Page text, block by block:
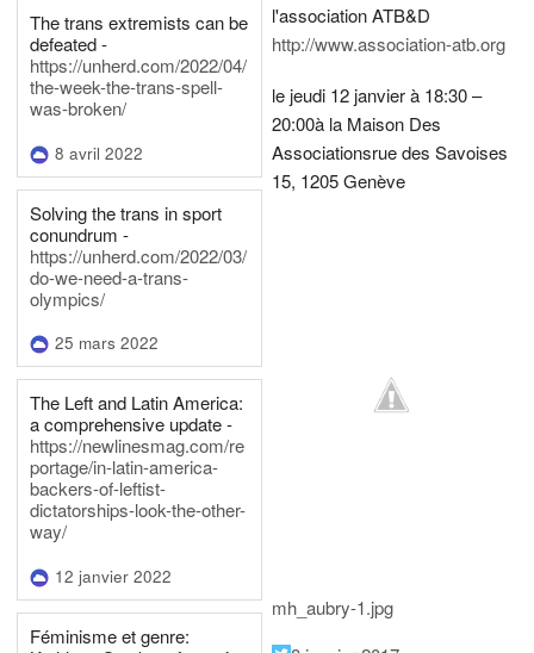
The trans extremists can be
defeated -
https://unherd.com/2022/04/
the-week-the-trans-spell-
was-broken/
8 avril 2022
Solving the trans in sport
conundrum -
https://unherd.com/2022/03/
do-we-need-a-trans-
olympics/
25 mars 2022
The Left and Latin America:
a comprehensive update -
https://newlinesmag.com/re
portage/in-latin-america-
backers-of-leftist-
dictatorships-look-the-other-
way/
12 janvier 2022
Féminisme et genre:
l'association ATB&D
http://www.association-atb.org
le jeudi 12 janvier à 18:30 –
20:00à la Maison Des
Associationsrue des Savoises
15, 1205 Genève
mh_aubry-1.jpg